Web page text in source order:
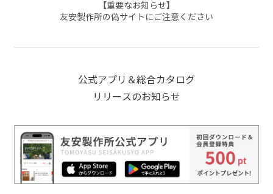
【重要なお知らせ】
友安製作所の偽サイトにご注意ください
公式アプリ＆総合カタログ
リリースのお知らせ